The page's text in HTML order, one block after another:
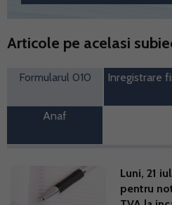
Articole pe acelasi
Formularul 010 Inregistrare
Anaf
Luni, 21
pentru